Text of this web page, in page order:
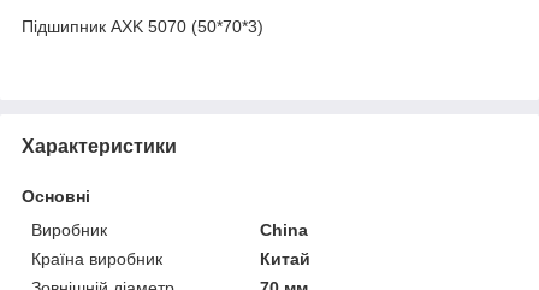
Підшипник AXK 5070 (50*70*3)
Характеристики
Основні
Виробник
China
Країна виробник
Китай